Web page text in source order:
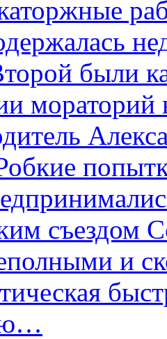
были
мораторий
съездом
и